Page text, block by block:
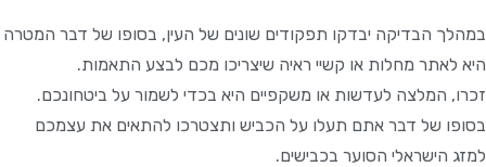
במהלך הבדיקה יבדקו תפקודים שונים של העין, בסופו של דבר המטרה
היא לאתר מחלות או קשיי ראיה שיצריכו מכם לבצע התאמות.
זכרו, המלצה לעדשות או משקפיים היא בכדי לשמור על ביטחונכם.
בסופו של דבר אתם תעלו על הכביש ותצטרכו להתאים את עצמכם
למזג הישראלי הסוער בכבישים.